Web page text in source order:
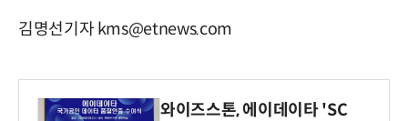
김명선기자 kms@etnews.com
와이즈스톤, 에이데이타 'SC